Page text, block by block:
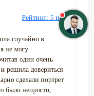
Рейтинг: 5 из 5
случайно в
не могу
один очень
решила довериться
сделали портрет
было непросто,